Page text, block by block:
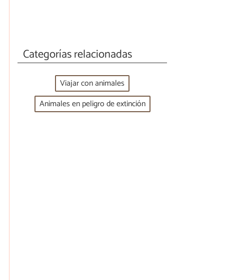
Categorías relacionadas
Viajar con animales
Animales en peligro de extinción